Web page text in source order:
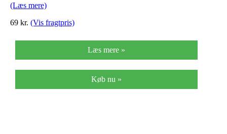
(Læs mere)
69 kr. (Vis fragtpris)
Læs mere »
Køb nu »